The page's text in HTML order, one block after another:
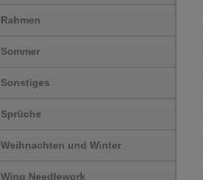
Rahmen
Sommer
Sonstiges
Sprüche
Weihnachten und Winter
Wing Needlework